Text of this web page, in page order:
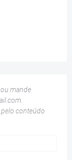
mande
.
conteúdo